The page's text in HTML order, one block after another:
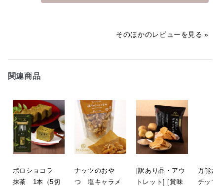
好きなので買ってみたら美味しかっ
そのほかのレビューを見る
関連商品
ポロショコラ
抹茶 1本（5切
ナッツのおや
つ 塩キャラメ
[訳あり品・アウ
トレット] [賞味
万能だ
チッ